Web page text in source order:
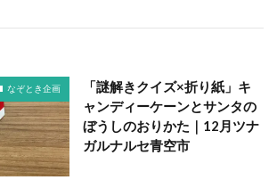
なぞとき企画
「謎解きクイズ×折り紙」キ
ャンディーケーンとサンタの
ぼうしのおりかた｜12月ツナ
ガルナルセ青空市